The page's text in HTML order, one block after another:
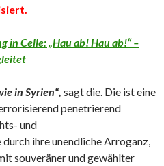
Celle: „Hau ab! Hau ab!“ –
in Syrien“, sagt die. Die ist eine
penetrierend
und
ihre unendliche Arroganz,
souveräner und gewählter